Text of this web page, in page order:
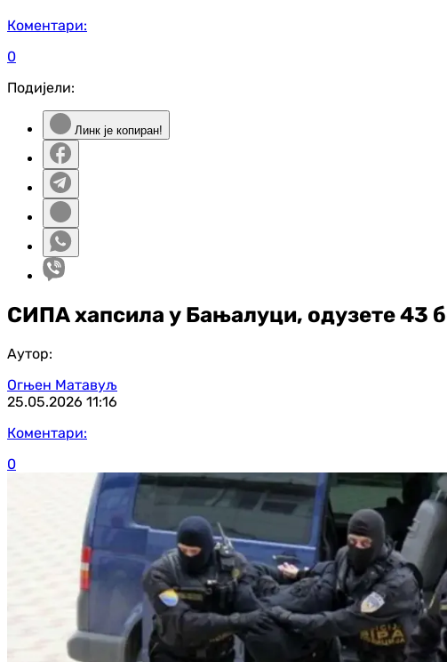
Коментари:
0
Подијели:
Линк је копиран!
СИПА хапсила у Бањалуци, одузете 43
Аутор:
Огњен Матавуљ
25.05.2026 11:16
Коментари:
0